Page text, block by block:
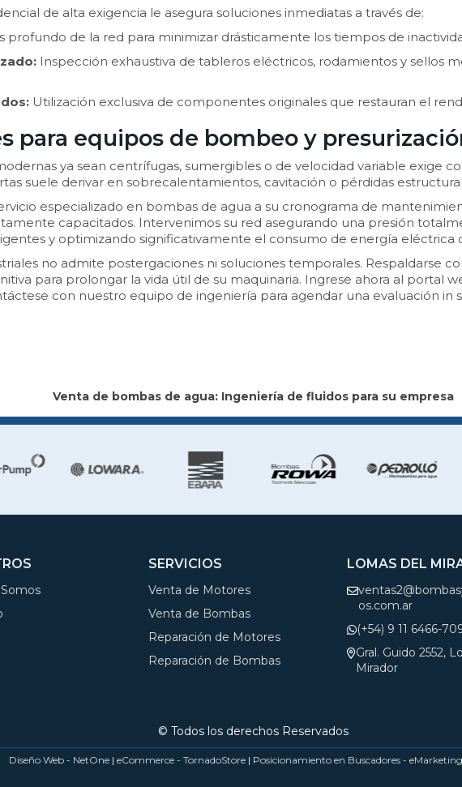
de alta exigencia le asegura soluciones inmediatas a través de:
profundo de la red para minimizar drásticamente los tiempos de
Inspección exhaustiva de tableros eléctricos, rodamientos y sellos
Utilización exclusiva de componentes originales que restauran el
para equipos de bombeo y
ya sean centrífugas, sumergibles o de velocidad variable exige
suele derivar en sobrecalentamientos, cavitación o pérdidas
especializado en bombas de agua a su cronograma de
capacitados. Intervenimos su red asegurando una presión
y optimizando significativamente el consumo de energía eléctrica
no admite postergaciones ni soluciones temporales. Respaldarse
para prolongar la vida útil de su maquinaria. Ingrese ahora al portal
con nuestro equipo de ingeniería para agendar una evaluación in
Venta de bombas de agua: Ingeniería de fluidos para su empresa
SERVICIOS
Venta de Motores
Venta de Bombas
Reparación de Motores
Reparación de Bombas
LOMAS DEL
os.com.ar
(+54) 9 11 6466-
Gral. Guido 2552,
Mirador
© Todos los derechos Reservados
Diseño Web - NetOne| eCommerce - TornadoStore| Posicionamiento en Buscadores -